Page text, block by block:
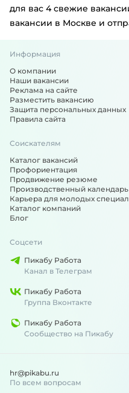
для вас 4 свежие
вакансии в Москве и
Информация
О компании
Наши вакансии
Реклама на сайте
Разместить вакансию
Защита персональных данных
Правила сайта
Соискателям
Каталог вакансий
Профориентация
Продвижение резюме
Производственный календарь
Карьера для молодых
Каталог компаний
Блог
Соцсети
Пикабу Работа
Канал в Телеграм
Пикабу Работа
Группа Вконтакте
Пикабу Работа
Сообщество на Пикабу
hr@pikabu.ru
По всем вопросам